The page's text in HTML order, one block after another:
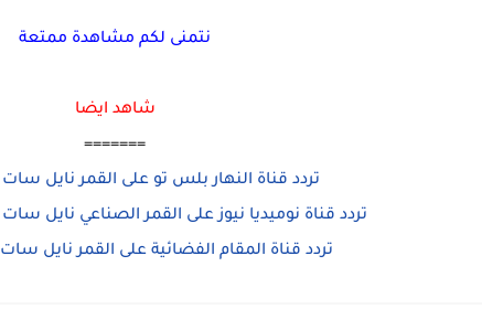
نتمنى لكم مشاهدة ممتعة
شاهد ايضا
=======
تردد قناة النهار بلس تو على القمر نايل سات Al Nahar +2
تردد قناة نوميديا نيوز على القمر الصناعي نايل سات Numidia News TV
تردد قناة المقام الفضائية على القمر نايل سات Al Makam TV